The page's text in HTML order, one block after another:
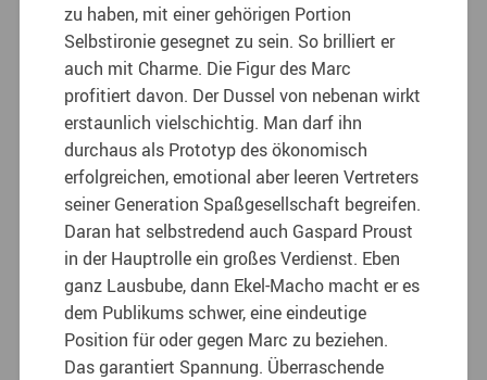
zu haben, mit einer gehörigen Portion
Selbstironie gesegnet zu sein. So brilliert er
auch mit Charme. Die Figur des Marc
profitiert davon. Der Dussel von nebenan wirkt
erstaunlich vielschichtig. Man darf ihn
durchaus als Prototyp des ökonomisch
erfolgreichen, emotional aber leeren Vertreters
seiner Generation Spaßgesellschaft begreifen.
Daran hat selbstredend auch Gaspard Proust
in der Hauptrolle ein großes Verdienst. Eben
ganz Lausbube, dann Ekel-Macho macht er es
dem Publikums schwer, eine eindeutige
Position für oder gegen Marc zu beziehen.
Das garantiert Spannung. Überraschende